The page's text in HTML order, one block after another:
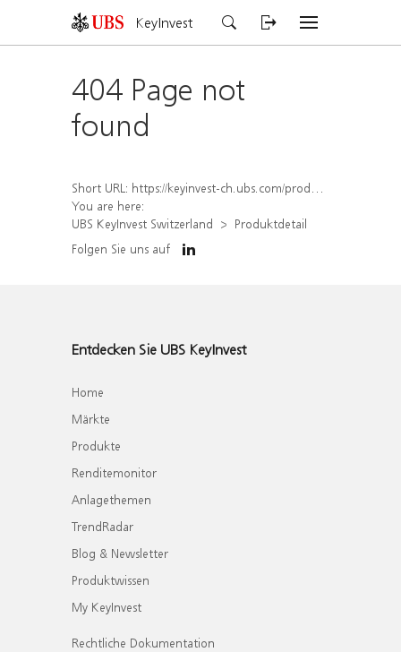
KeyInvest
404 Page not
found
Short URL: https://keyinvest-ch.ubs.com/produkt/detail/index/isin/CH1558306242
You are here:
UBS KeyInvest Switzerland
Produktdetail
Folgen Sie uns auf
Entdecken Sie UBS KeyInvest
Home
Märkte
Produkte
Renditemonitor
Anlagethemen
TrendRadar
Blog & Newsletter
Produktwissen
My KeyInvest
Rechtliche Dokumentation